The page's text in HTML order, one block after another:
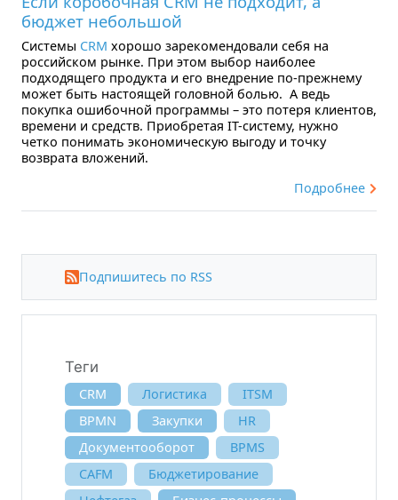
бюджет небольшой
Системы CRM хорошо зарекомендовали себя на
российском рынке. При этом выбор наиболее
подходящего продукта и его внедрение по-прежнему
может быть настоящей головной болью. А ведь
покупка ошибочной программы – это потеря клиентов,
времени и средств. Приобретая IT-систему, нужно
четко понимать экономическую выгоду и точку
возврата вложений.
Подробнее
Подпишитесь по RSS
Теги
CRM Логистика
ITSM
BPMN
Закупки
HR
Документооборот
BPMS
CAFM
Бюджетирование